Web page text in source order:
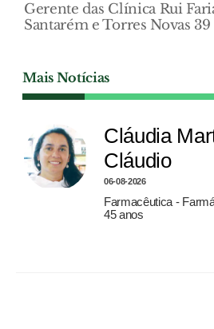
Gerente das Clínica Rui
Santarém e Torres Novas 39
Mais Notícias
Cláudia
Cláudio
06-08-2026
Farmacêutica -
45 anos